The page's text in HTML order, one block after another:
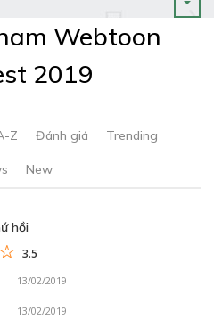
Webtoon
2019
Z Đánh giá Trending
New
hồi
3.5
13/02/2019
13/02/2019